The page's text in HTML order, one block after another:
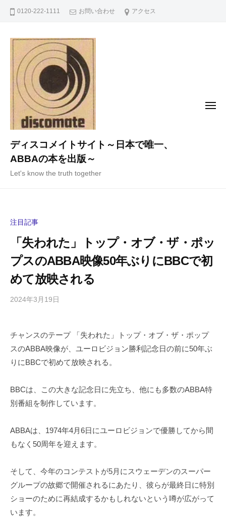
0120-222-1111 お問い合わせ アクセス
ディスコメイトサイト～日本で唯一、
ABBAの本を出版～
Let's know the truth together
メ
注目記事
「失われた」トップ・オブ・ザ・ポッ
プスのABBA映像50年ぶりにBBCで初
めて放映される
2024年3月19日
i
g
a
h
y
m
a
の
コ
メ
ト
チャンスのテープ 「失われた」トップ・オブ・ザ・ポップ
スのABBA映像が、ユーロビジョン勝利記念日の前に50年ぶ
りにBBCで初めて放映される。
BBCは、この大きな記念日に先立ち、他にも多数のABBA特
別番組を制作しています。
ABBAは、1974年4月6日にユーロビジョンで優勝してから間
もなく50周年を迎えます。
そして、今年のコンテストが5月にスウェーデンのスーパー
グループの故郷で開催されるにあたり、彼らが最終日に特別
ショーのために再結成するかもしれないという噂が広がって
います。